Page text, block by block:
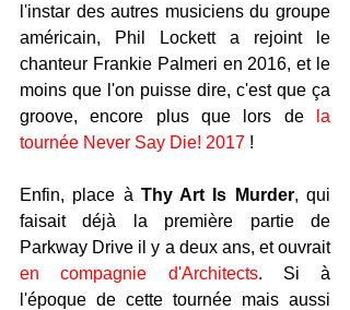
l'instar des autres musiciens du groupe
américain, Phil Lockett a rejoint le
chanteur Frankie Palmeri en 2016, et le
moins que l'on puisse dire, c'est que ça
groove, encore plus que lors de
la
tournée Never Say Die! 2017 !
Enfin, place à Thy Art Is Murder, qui
faisait déjà la première partie de
Parkway Drive il y a deux ans, et ouvrait
en compagnie d'Architects. Si à
l'époque de cette tournée mais aussi